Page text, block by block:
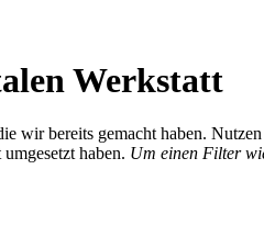
Werkstatt
bereits gemacht haben.
haben. Um einen Filter